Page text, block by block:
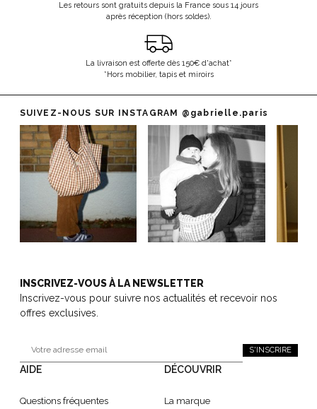
Les retours sont gratuits depuis la France sous 14 jours
après réception (hors soldes).
La livraison est offerte dès 150€ d'achat*
*Hors mobilier, tapis et miroirs
SUIVEZ-NOUS SUR INSTAGRAM @gabrielle.paris
INSCRIVEZ-VOUS À LA NEWSLETTER
Inscrivez-vous pour suivre nos actualités et recevoir nos
offres exclusives.
S'INSCRIRE
AIDE
Questions fréquentes
DÉCOUVRIR
La marque